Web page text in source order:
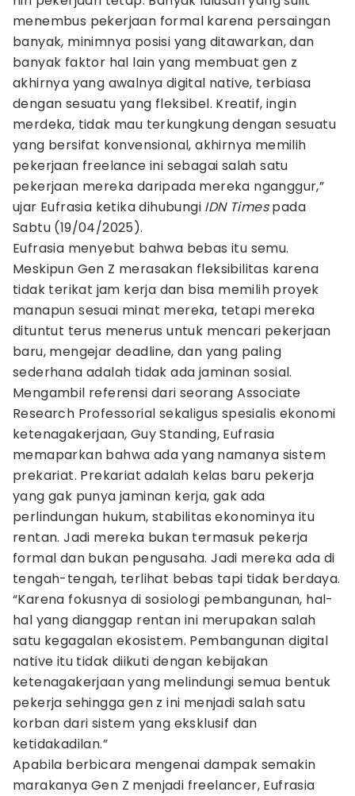
menembus pekerjaan formal karena persaingan
banyak, minimnya posisi yang ditawarkan, dan
banyak faktor hal lain yang membuat gen z
akhirnya yang awalnya digital native, terbiasa
dengan sesuatu yang fleksibel. Kreatif, ingin
merdeka, tidak mau terkungkung dengan sesuatu
yang bersifat konvensional, akhirnya memilih
pekerjaan freelance ini sebagai salah satu
pekerjaan mereka daripada mereka nganggur,”
ujar Eufrasia ketika dihubungi IDN Timespada
Sabtu (19/04/2025).
Eufrasia menyebut bahwa bebas itu semu.
Meskipun Gen Z merasakan fleksibilitas karena
tidak terikat jam kerja dan bisa memilih proyek
manapun sesuai minat mereka, tetapi mereka
dituntut terus menerus untuk mencari pekerjaan
baru, mengejar deadline, dan yang paling
sederhana adalah tidak ada jaminan sosial.
Mengambil referensi dari seorang Associate
Research Professorial sekaligus spesialis ekonomi
ketenagakerjaan, Guy Standing, Eufrasia
memaparkan bahwa ada yang namanya sistem
prekariat. Prekariat adalah kelas baru pekerja
yang gak punya jaminan kerja, gak ada
perlindungan hukum, stabilitas ekonominya itu
rentan. Jadi mereka bukan termasuk pekerja
formal dan bukan pengusaha. Jadi mereka ada di
tengah-tengah, terlihat bebas tapi tidak berdaya.
“Karena fokusnya di sosiologi pembangunan, hal-
hal yang dianggap rentan ini merupakan salah
satu kegagalan ekosistem. Pembangunan digital
native itu tidak diikuti dengan kebijakan
ketenagakerjaan yang melindungi semua bentuk
pekerja sehingga gen z ini menjadi salah satu
korban dari sistem yang eksklusif dan
ketidakadilan.”
Apabila berbicara mengenai dampak semakin
marakanya Gen Z menjadi freelancer, Eufrasia